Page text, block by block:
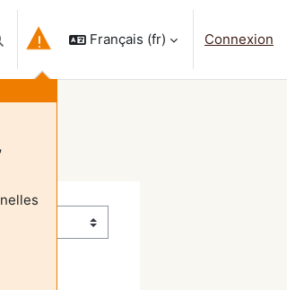
désactiver la saisie de recherche
Français ‎(fr)‎ Connexion